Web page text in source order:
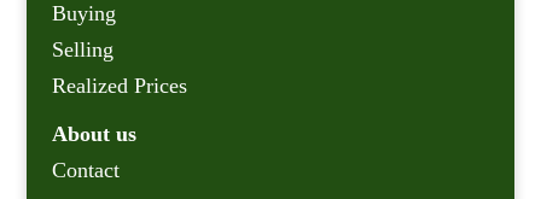
Buying
Selling
Realized Prices
About us
Contact